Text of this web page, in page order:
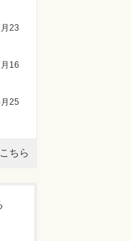
23
16
25
ちら